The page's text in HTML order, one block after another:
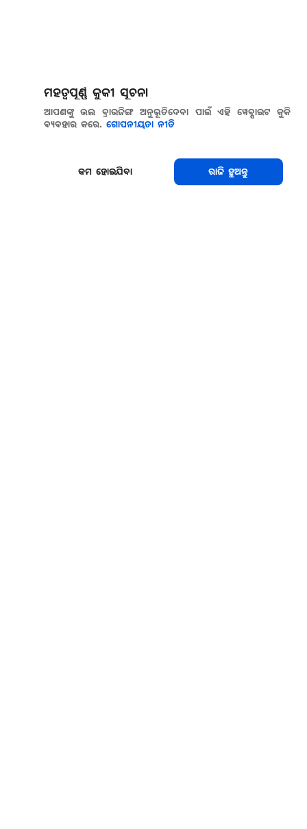
ମହତ୍ୱପୂର୍ଣ୍ଣ କୁକୀ ସୂଚନା
ଆପଣଙ୍କୁ ଭଲ ବ୍ରାଉଜିଙ୍ଗ ଅନୁଭୂତିଦେବା ପାଇଁ ଏହି ୱେବ୍ସାଇଟ କୁକି
ବ୍ୟବହାର କରେ. ଗୋପନୀୟତା ନୀତି
କମ ହୋଇଯିବା ରାଜି ହୁଅନ୍ତୁ